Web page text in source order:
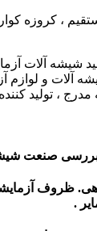
، کروزه
آلات
آلات و
، تولید
صنعت
ظروف
.